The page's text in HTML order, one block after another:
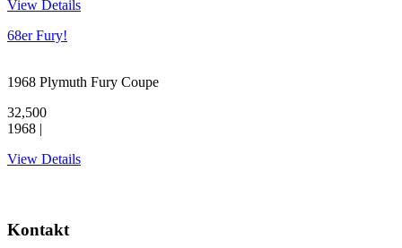
View Details
68er Fury!
1968 Plymuth Fury Coupe
32,500
1968 |
View Details
Kontakt